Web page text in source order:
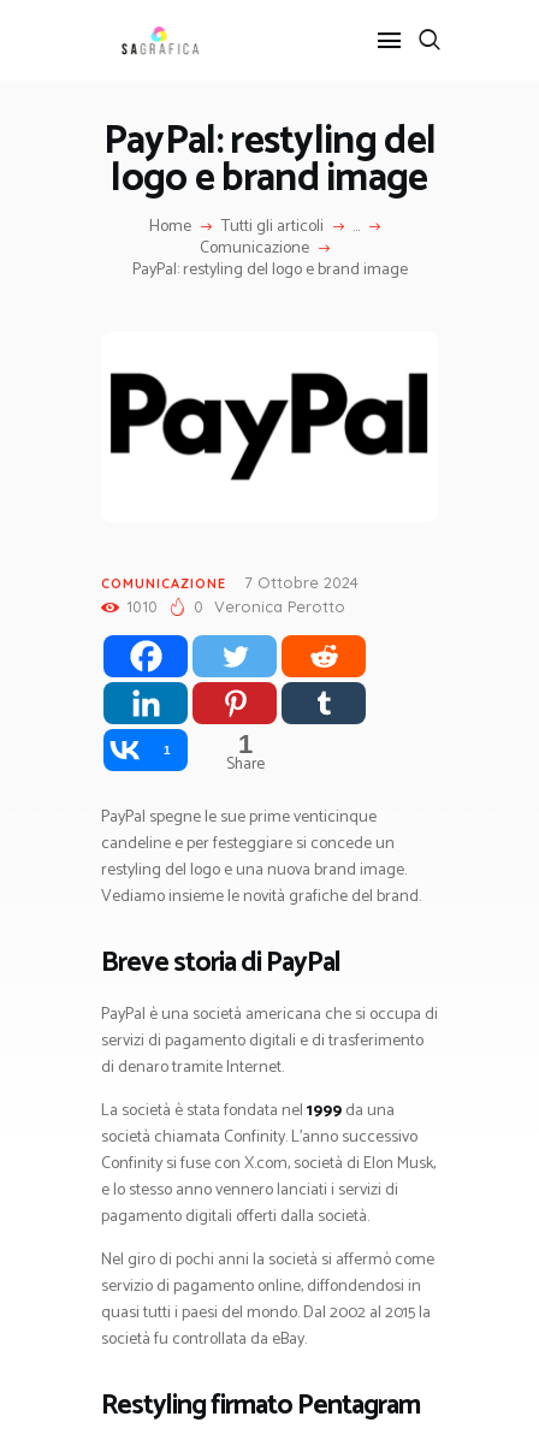
PayPal: restyling del
logo e brand image
Home Tutti gli articoli ...
Comunicazione
PayPal: restyling del logo e brand image
HOME
GRAFICA
ARTE
INTERIOR DESIGN
COMUNICAZIONE
7 Ottobre 2024
1010
0 Veronica Perotto
1 1
Share
PayPal spegne le sue prime venticinque
candeline e per festeggiare si concede un
restyling del logo e una nuova brand image.
Vediamo insieme le novità grafiche del brand.
Breve storia di PayPal
PayPal è una società americana che si occupa di
servizi di pagamento digitali e di trasferimento
di denaro tramite Internet.
La società è stata fondata nel1999da una
società chiamata Confinity. L’anno successivo
Confinity si fuse con X.com, società di Elon Musk,
e lo stesso anno vennero lanciati i servizi di
pagamento digitali offerti dalla società.
Nel giro di pochi anni la società si affermò come
servizio di pagamento online, diffondendosi in
quasi tutti i paesi del mondo. Dal 2002 al 2015 la
società fu controllata da eBay.
Restyling firmato Pentagram